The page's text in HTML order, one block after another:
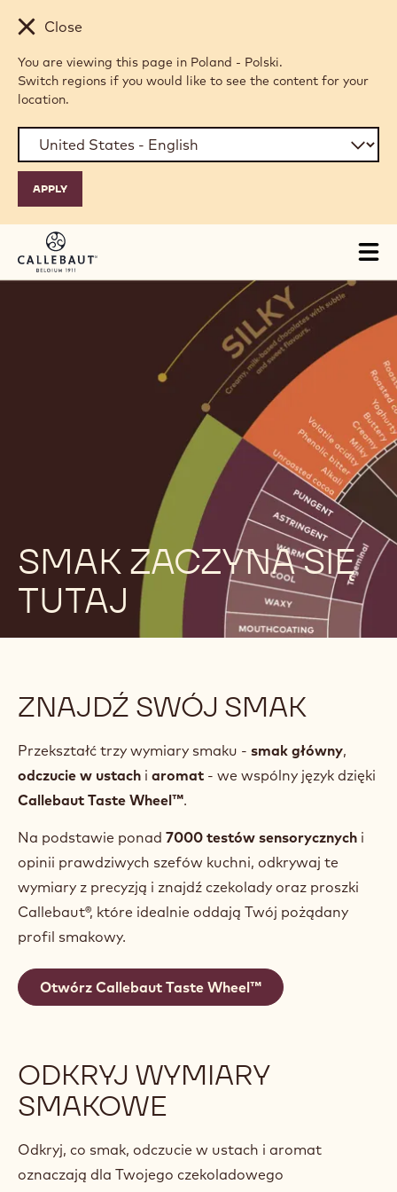
Skip to main content
Close
You are viewing this page in Poland - Polski.
Switch regions if you would like to see the content for your
location.
SMAK ZACZYNA SIĘ
TUTAJ
ZNAJDŹ SWÓJ SMAK
Przekształć trzy wymiary smaku - smak główny,
odczucie w ustach i aromat - we wspólny język dzięki
Callebaut Taste Wheel™.
Na podstawie ponad 7000 testów sensorycznych i
opinii prawdziwych szefów kuchni, odkrywaj te
wymiary z precyzją i znajdź czekolady oraz proszki
Callebaut®, które idealnie oddają Twój pożądany
profil smakowy.
Otwórz Callebaut Taste Wheel™
ODKRYJ WYMIARY
SMAKOWE
Odkryj, co smak, odczucie w ustach i aromat
oznaczają dla Twojego czekoladowego